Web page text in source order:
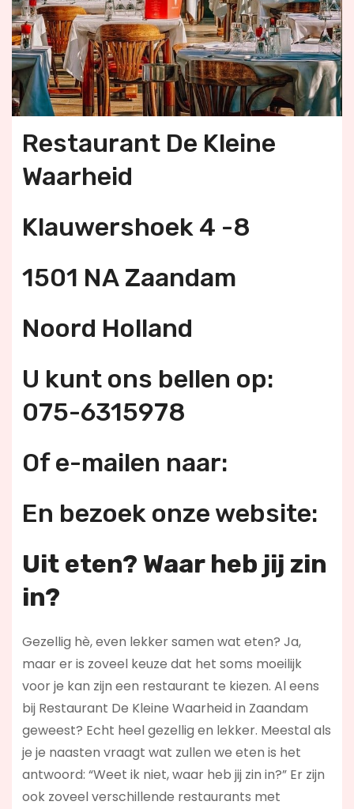
Restaurant De Kleine
Waarheid
Klauwershoek 4 -8
1501 NA Zaandam
Noord Holland
U kunt ons bellen op:
075-6315978
Of e-mailen naar:
En bezoek onze website:
Uit eten? Waar heb jij zin
in?
Gezellig hè, even lekker samen wat eten? Ja,
maar er is zoveel keuze dat het soms moeilijk
voor je kan zijn een restaurant te kiezen. Al eens
bij Restaurant De Kleine Waarheid in Zaandam
geweest? Echt heel gezellig en lekker. Meestal als
je je naasten vraagt wat zullen we eten is het
antwoord: “Weet ik niet, waar heb jij zin in?” Er zijn
ook zoveel verschillende restaurants met